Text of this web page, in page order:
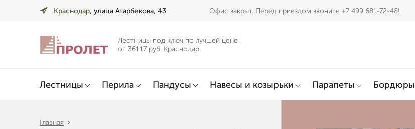
Краснодар, улица Атарбекова, 43 Офис закрыт. Перед приездом звоните +7 499 681-72-48!
Лестницы под ключ по лучшей цене
от 36117 руб. Краснодар
Лестницы Перила Пандусы Навесы и козырьки Парапеты Бордюры
Главная